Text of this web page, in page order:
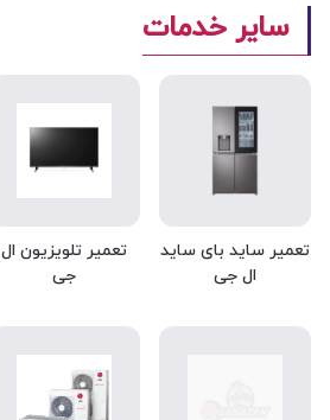
سایر خدمات
تعمیر ساید بای ساید
ال جی
تعمیر تلویزیون ال
جی